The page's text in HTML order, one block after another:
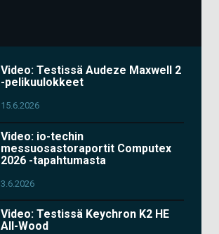
Video: Testissä Audeze Maxwell 2
-pelikuulokkeet
15.6.2026
Video: io-techin
messuosastoraportit Computex
2026 -tapahtumasta
3.6.2026
Video: Testissä Keychron K2 HE
All-Wood